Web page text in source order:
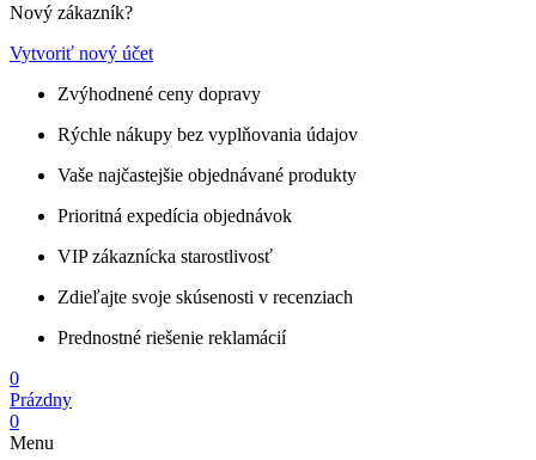
Nový zákazník?
Vytvoriť nový účet
Zvýhodnené ceny dopravy
Rýchle nákupy bez vyplňovania údajov
Vaše najčastejšie objednávané produkty
Prioritná expedícia objednávok
VIP zákaznícka starostlivosť
Zdieľajte svoje skúsenosti v recenziach
Prednostné riešenie reklamácií
0
Prázdny
0
Menu